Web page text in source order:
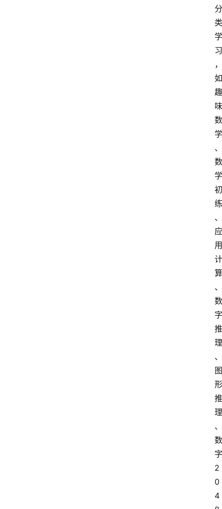
分
类
学
习
，
如
趣
味
数
学
、
数
学
初
练
、
应
用
计
算
、
数
字
推
理
、
图
形
推
理
、
数
字
2
0
4